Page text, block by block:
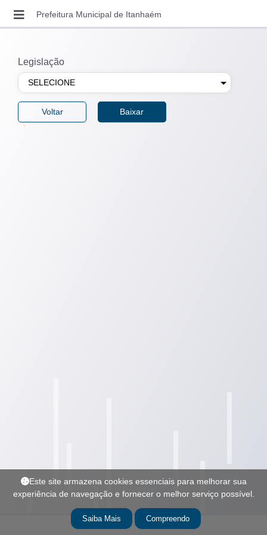
Este site armazena cookies essenciais para melhorar sua
experiência de navegação e fornecer o melhor serviço possível.
Prefeitura Municipal de Itanhaém
SOLICITAR ACESSO
RECUPERAR SENHA
CONSULTAR AUTENTICIDADE
LEGISLAÇÃO MUNICIPAL
DOWNLOADS
Legislação